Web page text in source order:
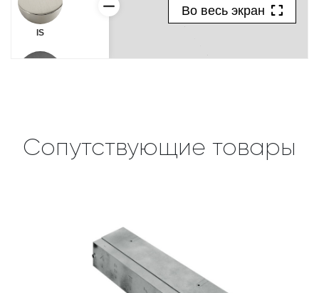
Сопутствующие товары